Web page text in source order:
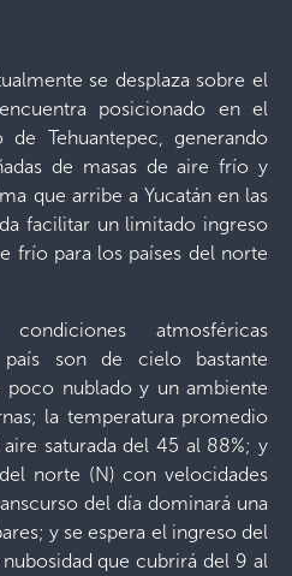
se desplaza sobre el
posicionado en el
Tehuantepec, generando
de masas de aire frío y
que arribe a Yucatán en las
facilitar un limitado ingreso
frío para los países del norte
atmosféricas
son de cielo bastante
poco nublado y un ambiente
la temperatura promedio
saturada del 45 al 88%; y
norte (N) con velocidades
del día dominará una
y se espera el ingreso del
que cubrirá del 9 al